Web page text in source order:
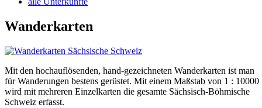
Wanderkarten
Mit den hochauflösenden, hand-gezeichneten Wanderkarten ist man
für Wanderungen bestens gerüstet. Mit einem Maßstab von 1 : 10000
wird mit mehreren Einzelkarten die gesamte Sächsisch-Böhmische
Schweiz erfasst.